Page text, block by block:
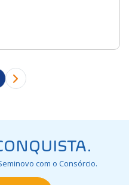
com o Consórcio.